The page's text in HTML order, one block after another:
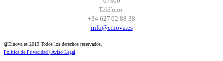
Teléfono:
+34 627 02 88 38
info@einova.es
@Einova.es 2019 Todos los derechos reservados.
Política de Privacidad | Aviso Legal